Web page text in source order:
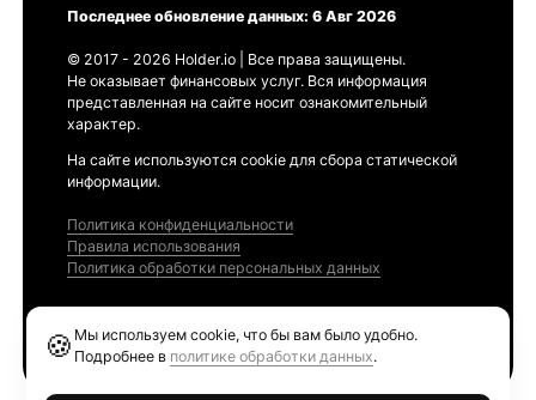
Последнее обновление данных: 6 Авг 2026
© 2017 - 2026 Holder.io | Все права защищены.
Не оказывает финансовых услуг. Вся информация
представленная на сайте носит ознакомительный
характер.
На сайте используются cookie для сбора статической
информации.
Политика конфиденциальности
Правила использования
Политика обработки персональных данных
🍪 Мы используем cookie, что бы вам было удобно.
Подробнее в политике обработки данных.
Ethereum GAS Tracker